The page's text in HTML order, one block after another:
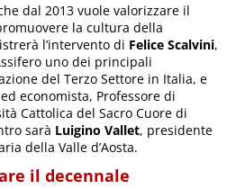
dal 2013 vuole valorizzare il
la cultura della
l’intervento di Felice Scalvini,
uno dei principali
del Terzo Settore in Italia, e
economista, Professore di
Cattolica del Sacro Cuore di
sarà Luigino Vallet, presidente
della Valle d’Aosta.
il decennale